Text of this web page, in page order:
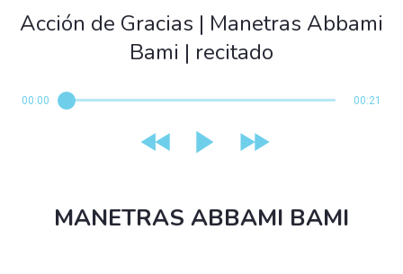
Acción de Gracias | Manetras Abbami
Bami | recitado
00:00 00:21
MANETRAS ABBAMI BAMI